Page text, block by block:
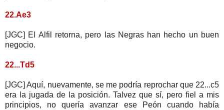
22.Ae3
[JGC] El Alfil retorna, pero las Negras han hecho un buen
negocio.
22...Td5
[JGC] Aquí, nuevamente, se me podría reprochar que 22...c5
era la jugada de la posición. Talvez que sí, pero fiel a mis
principios, no quería avanzar ese Peón cuando había